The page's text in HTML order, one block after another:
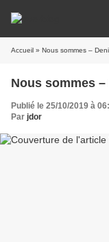
Accueil » Nous sommes –
Nous sommes
Publié le 25/10/2019 à
Par jdor